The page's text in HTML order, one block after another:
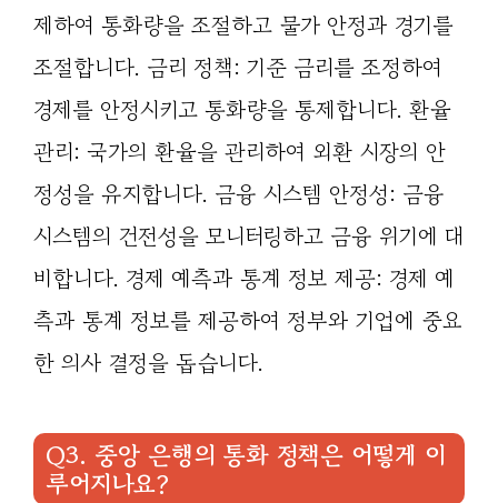
제하여 통화량을 조절하고 물가 안정과 경기를
조절합니다. 금리 정책: 기준 금리를 조정하여
경제를 안정시키고 통화량을 통제합니다. 환율
관리: 국가의 환율을 관리하여 외환 시장의 안
정성을 유지합니다. 금융 시스템 안정성: 금융
시스템의 건전성을 모니터링하고 금융 위기에 대
비합니다. 경제 예측과 통계 정보 제공: 경제 예
측과 통계 정보를 제공하여 정부와 기업에 중요
한 의사 결정을 돕습니다.
Q3. 중앙 은행의 통화 정책은 어떻게 이
루어지나요?